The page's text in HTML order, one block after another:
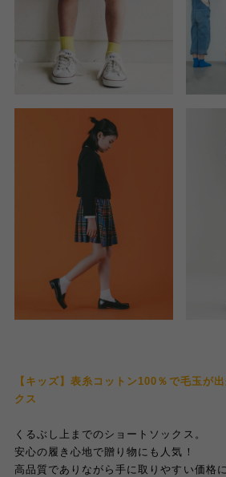
【キッズ】表糸コットン100％で毛玉が
クス
くるぶし上までのショートソックス。
安心の履き心地で贈り物にも人気！
高品質でありながら手に取りやすい価格